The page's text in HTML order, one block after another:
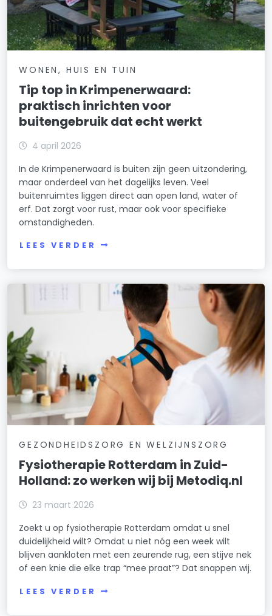
WONEN, HUIS EN TUIN
Tip top in Krimpenerwaard:
praktisch inrichten voor
buitengebruik dat echt werkt
4 april 2026
In de Krimpenerwaard is buiten zijn geen uitzondering,
maar onderdeel van het dagelijks leven. Veel
buitenruimtes liggen direct aan open land, water of
erf. Dat zorgt voor rust, maar ook voor specifieke
omstandigheden.
LEES VERDER
GEZONDHEIDSZORG EN WELZIJNSZORG
Fysiotherapie Rotterdam in Zuid-
Holland: zo werken wij bij Metodiq.nl
23 maart 2026
Zoekt u op fysiotherapie Rotterdam omdat u snel
duidelijkheid wilt? Omdat u niet nóg een week wilt
blijven aankloten met een zeurende rug, een stijve nek
of een knie die elke trap “mee praat”? Dat snappen wij.
LEES VERDER